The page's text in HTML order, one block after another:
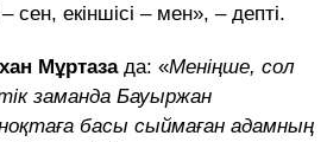
сен, екіншісі – мен», – депті.
Мұртазада: «Меніңше, сол
заманда Бауыржан
басы сыймаған адамның